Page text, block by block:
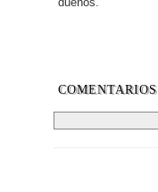
COMENTARIOS